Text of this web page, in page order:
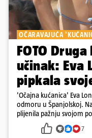
OČARAVAJUĆA
FOTO
učinak: Eva
pipkala
'Očajna kućanica' Eva
odmoru u Španjolskoj.
plijenila pažnju svojom
7